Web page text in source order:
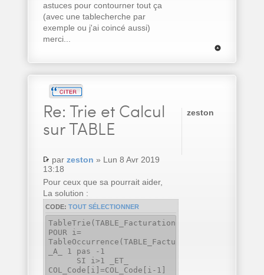
astuces pour contourner tout ça
(avec une tablecherche par
exemple ou j'ai coincé aussi)
merci...
Re: Trie et Calcul
sur TABLE
par zeston » Lun 8 Avr 2019
13:18
Pour ceux que sa pourrait aider,
La solution :
CODE: TOUT SÉLECTIONNER
TableTrie(TABLE_Facturation,COL_Code..Nom)
POUR i=
TableOccurrence(TABLE_Facturation)
_A_ 1 pas -1
SI i>1 _ET_
COL_Code[i]=COL_Code[i-1]
zeston